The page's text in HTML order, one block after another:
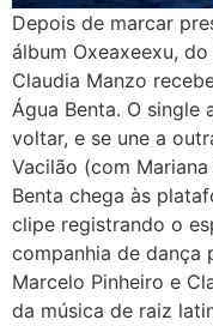
Depois de marcar
álbum Oxeaxeexu,
Claudia Manzo
Água Benta. O single
voltar, e se une a
Vacilão (com
Benta chega às
clipe registrando o
companhia de dança
Marcelo Pinheiro e
da música de raiz